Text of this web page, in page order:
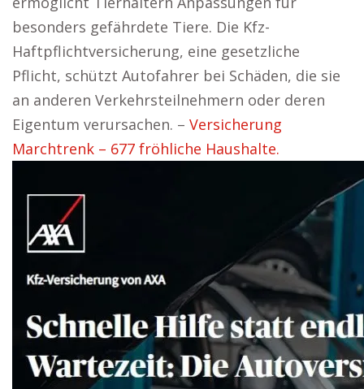
besonders gefährdete Tiere. Die Kfz-
Haftpflichtversicherung, eine gesetzliche
Pflicht, schützt Autofahrer bei Schäden, die sie
an anderen Verkehrsteilnehmern oder deren
Eigentum verursachen. – Versicherung
Marchtrenk – 677 fröhliche Haushalte.